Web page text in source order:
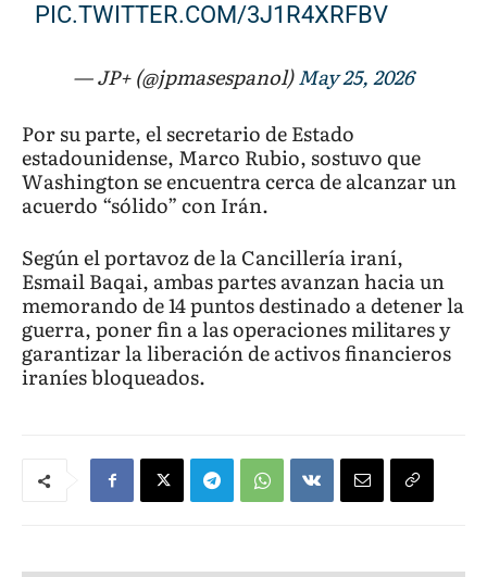
PIC.TWITTER.COM/3J1R4XRFBV
— JP+ (@jpmasespanol)May 25, 2026
Por su parte, el secretario de Estado
estadounidense, Marco Rubio, sostuvo que
Washington se encuentra cerca de alcanzar un
acuerdo “sólido” con Irán.
Según el portavoz de la Cancillería iraní,
Esmail Baqai, ambas partes avanzan hacia un
memorando de 14 puntos destinado a detener la
guerra, poner fin a las operaciones militares y
garantizar la liberación de activos financieros
iraníes bloqueados.